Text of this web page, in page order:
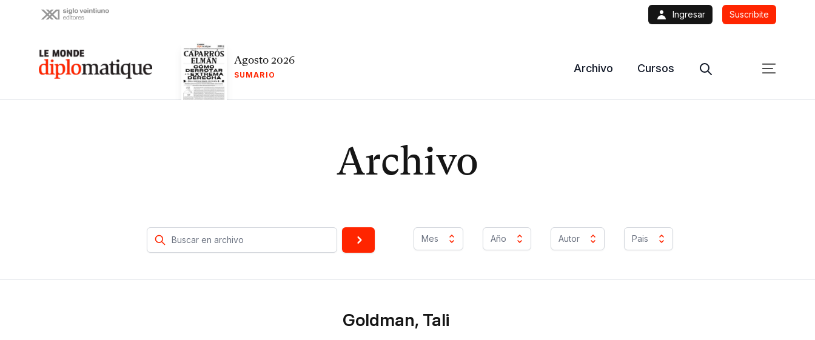
Ingresar Suscribite
Le monde diplomatique Agosto 2026
SUMARIO
Archivo Cursos
Archivo
Mes Año Autor Pais
Goldman, Tali